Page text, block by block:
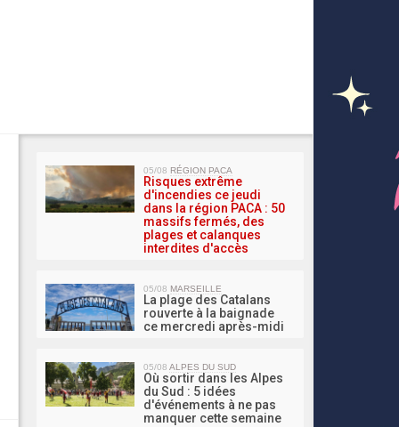
05/08 RÉGION PACA
Risques extrême
d'incendies ce jeudi
dans la région PACA : 50
massifs fermés, des
plages et calanques
interdites d'accès
05/08 MARSEILLE
La plage des Catalans
rouverte à la baignade
ce mercredi après-midi
05/08 ALPES DU SUD
Où sortir dans les Alpes
du Sud : 5 idées
d'événements à ne pas
manquer cette semaine